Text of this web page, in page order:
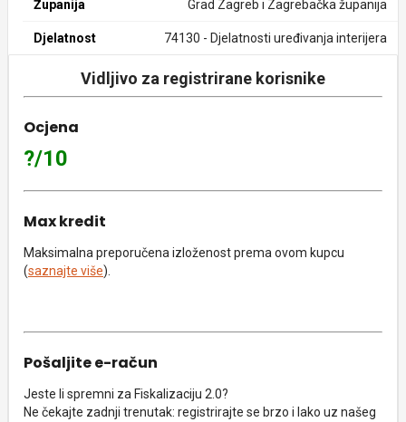
Županija Grad Zagreb i Zagrebačka županija
Djelatnost 74130 - Djelatnosti uređivanja interijera
Vidljivo za registrirane korisnike
Ocjena
?/10
Max kredit
Maksimalna preporučena izloženost prema ovom kupcu
(saznajte više).
Pošaljite e-račun
Jeste li spremni za Fiskalizaciju 2.0?
Ne čekajte zadnji trenutak: registrirajte se brzo i lako uz našeg